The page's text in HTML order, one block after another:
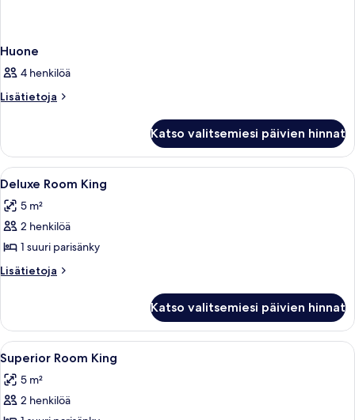
Huone
4 henkilöä
Lisätietoja
Lisätietoja
Katso valitsemiesi päivien hinnat
Avaa
kaikki
huonetyypin
Deluxe
Room
King
Moderni kylpyhuone, jossa on suuri
1
Deluxe Room King
5 m²
2 henkilöä
1 suuri parisänky
Lisätietoja
Lisätietoja
King
Katso valitsemiesi päivien hinnat
Avaa
kaikki
huonetyypin
Superior
Moderni kylpyhuone, jossa on suuri
1
Superior Room King
5 m²
2 henkilöä